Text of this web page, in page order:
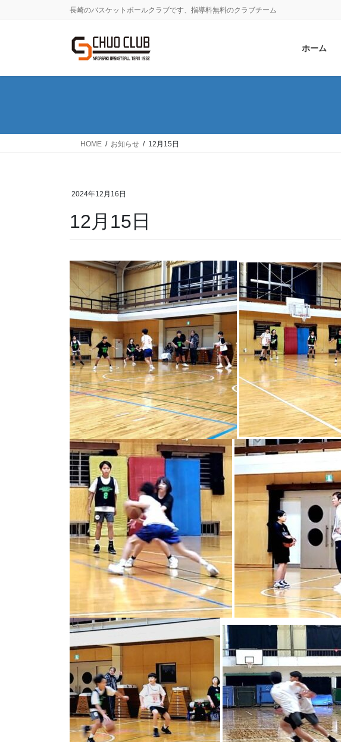
に
ョ
動
長崎のバスケットボールクラブです、指導料無料のクラブチーム
ホーム
HOME お知らせ 12月15日
2024年12月16日
12月15日